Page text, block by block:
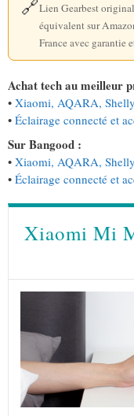
🔗Lien Gearbest
équivalent sur
France avec garantie
Achat tech au meilleur
• Xiaomi, AQARA,
• Éclairage connecté et
Sur Bangood :
• Xiaomi, AQARA,
• Éclairage connecté et
Xiaomi Mi